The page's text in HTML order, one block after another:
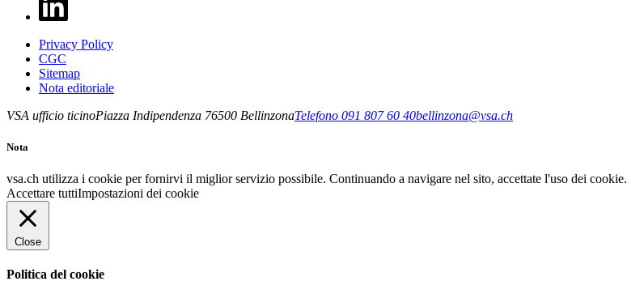
Privacy Policy
CGC
Sitemap
Nota editoriale
VSA ufficio ticinoPiazza Indipendenza 76500 BellinzonaTelefono 091 807 60 40bellinzona@vsa.ch
Nota
vsa.ch utilizza i cookie per fornirvi il miglior servizio possibile. Continuando a navigare nel sito, accettate l'uso dei cookie.
Accettare tuttiImpostazioni dei cookie
Close
Politica del cookie